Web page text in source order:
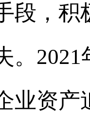
段，积
。
业资产